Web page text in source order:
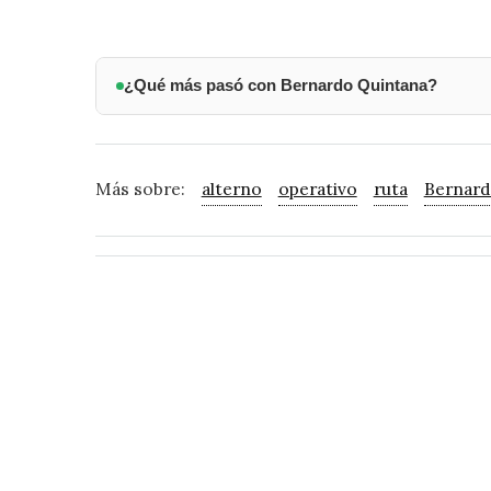
¿Qué más pasó con Bernardo Quintana?
Más sobre: alterno operativo ruta